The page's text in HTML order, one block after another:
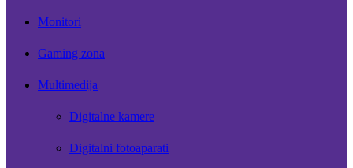
Monitori
Gaming zona
Multimedija
Digitalne kamere
Digitalni fotoaparati